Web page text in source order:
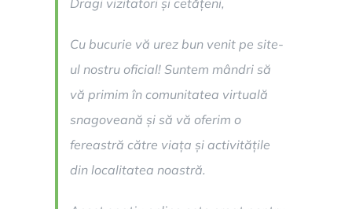
Cu bucurie vă urez bun venit pe site-
ul nostru oficial! Suntem mândri să
vă primim în comunitatea virtuală
snagoveană și să vă oferim o
fereastră către viața și activitățile
din localitatea noastră.